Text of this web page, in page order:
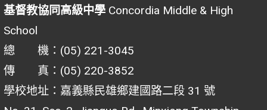
基督教協同高級中學 Concordia Middle & High
School
總 機：(05) 221-3045
傳 真：(05) 220-3852
學校地址：嘉義縣民雄鄉建國路二段 31 號